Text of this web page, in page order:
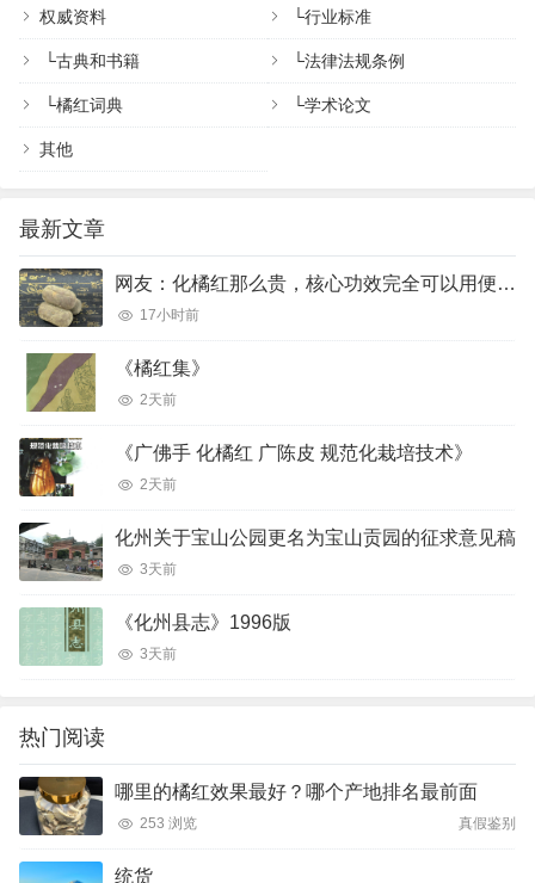
权威资料 └行业标准
└古典和书籍 └法律法规条例
└橘红词典 └学术论文
其他
最新文章
网友：化橘红那么贵，核心功效完全可以用便宜的橘红、陈皮完美代替吗？
17小时前
《橘红集》
2天前
《广佛手 化橘红 广陈皮 规范化栽培技术》
2天前
化州关于宝山公园更名为宝山贡园的征求意见稿
3天前
《化州县志》1996版
3天前
热门阅读
哪里的橘红效果最好？哪个产地排名最前面
253 浏览 真假鉴别
统货